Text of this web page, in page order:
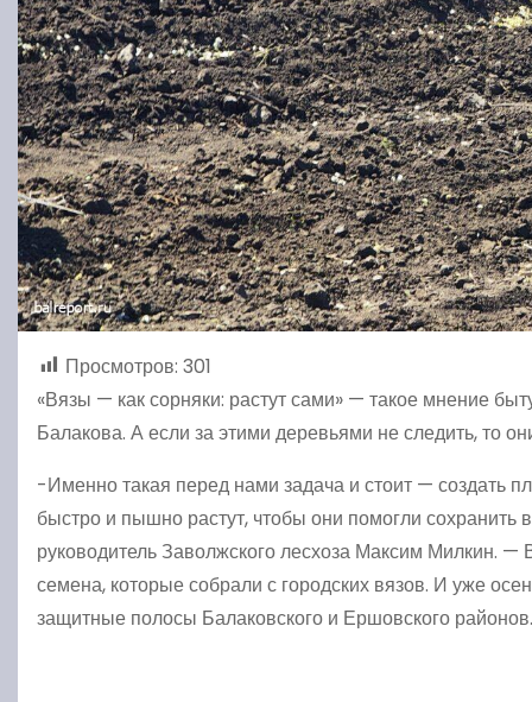
Просмотров: 301
«Вязы — как сорняки: растут сами» — такое мнение
Балакова. А если за этими деревьями не следить, то
-Именно такая перед нами задача и стоит — создать
быстро и пышно растут, чтобы они помогли
руководитель Заволжского лесхоза Максим Милкин.
семена, которые собрали с городских вязов. И уже
защитные полосы Балаковского и Ершовского районов.